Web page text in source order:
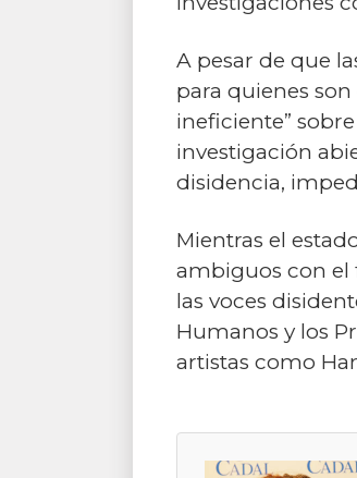
A pesar de que
para quienes
ineficiente”
investigación
disidencia,
Mientras el
ambiguos con el
las voces
Humanos y los
artistas como